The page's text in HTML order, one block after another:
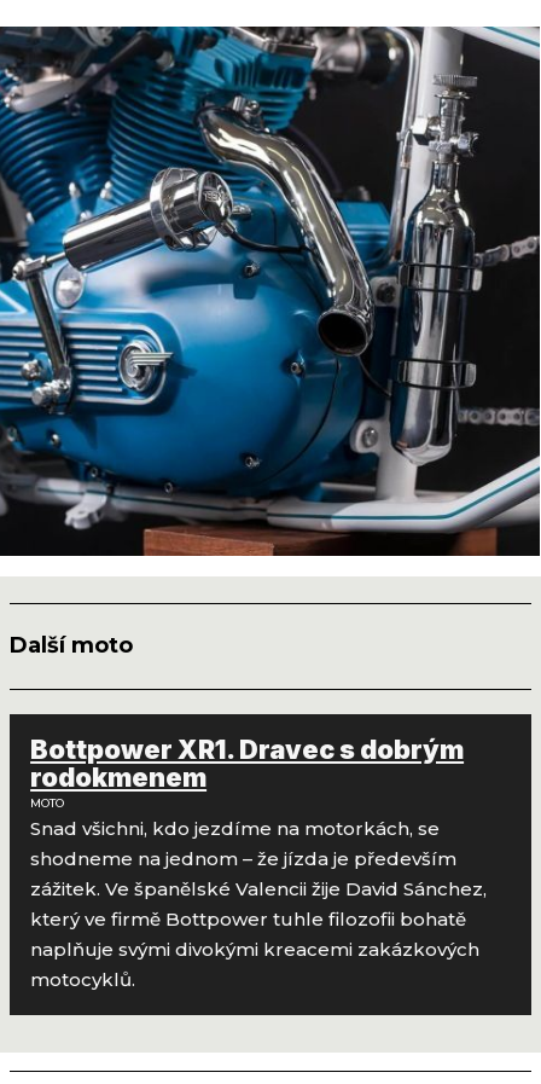
Další moto
Bottpower XR1. Dravec s dobrým
rodokmenem
MOTO
Snad všichni, kdo jezdíme na motorkách, se
shodneme na jednom – že jízda je především
zážitek. Ve španělské Valencii žije David Sánchez,
který ve firmě Bottpower tuhle filozofii bohatě
naplňuje svými divokými kreacemi zakázkových
motocyklů.